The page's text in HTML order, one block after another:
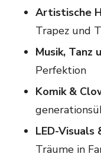
Artistische H
Trapez und
Musik, Tanz
Perfektion
Komik &
LED-Visuals
Träume in